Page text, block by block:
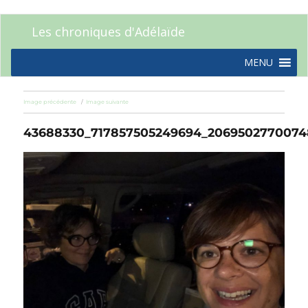
Les chroniques d'Adélaïde
MENU
Image précédente Image suivante